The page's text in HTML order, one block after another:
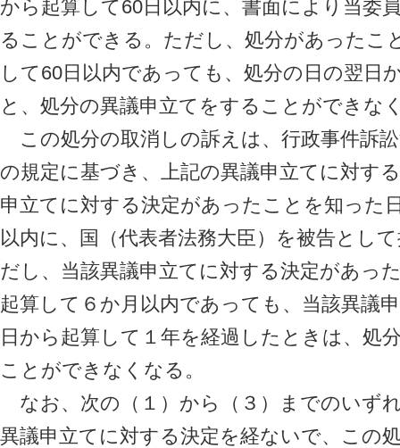
から起算して60日以内に、書面により当委
ることができる。ただし、処分があったこ
して60日以内であっても、処分の日の翌日
と、処分の異議申立てをすることができな
この処分の取消しの訴えは、行政事件訴
の規定に基づき、上記の異議申立てに対す
申立てに対する決定があったことを知った
以内に、国（代表者法務大臣）を被告とし
だし、当該異議申立てに対する決定があっ
起算して６か月以内であっても、当該異議
日から起算して１年を経過したときは、処
ことができなくなる。
なお、次の（１）から（３）までのいず
異議申立てに対する決定を経ないで、この